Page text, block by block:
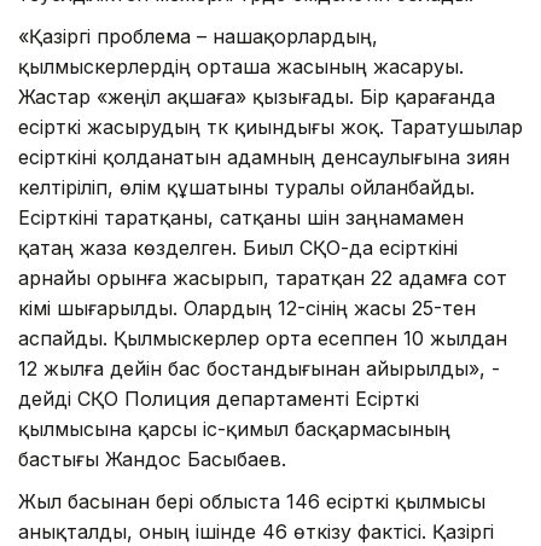
«Қазіргі проблема – нашақорлардың,
қылмыскерлердің орташа жасының жасаруы.
Жастар «жеңіл ақшаға» қызығады. Бір қарағанда
есірткі жасырудың түк қиындығы жоқ. Таратушылар
есірткіні қолданатын адамның денсаулығына зиян
келтіріліп, өлім құшатыны туралы ойланбайды.
Есірткіні таратқаны, сатқаны үшін заңнамамен
қатаң жаза көзделген. Биыл СҚО-да есірткіні
арнайы орынға жасырып, таратқан 22 адамға сот
үкімі шығарылды. Олардың 12-сінің жасы 25-тен
аспайды. Қылмыскерлер орта есеппен 10 жылдан
12 жылға дейін бас бостандығынан айырылды», -
дейді СҚО Полиция департаменті Есірткі
қылмысына қарсы іс-қимыл басқармасының
бастығы Жандос Басыбаев.
Жыл басынан бері облыста 146 есірткі қылмысы
анықталды, оның ішінде 46 өткізу фактісі. Қазіргі